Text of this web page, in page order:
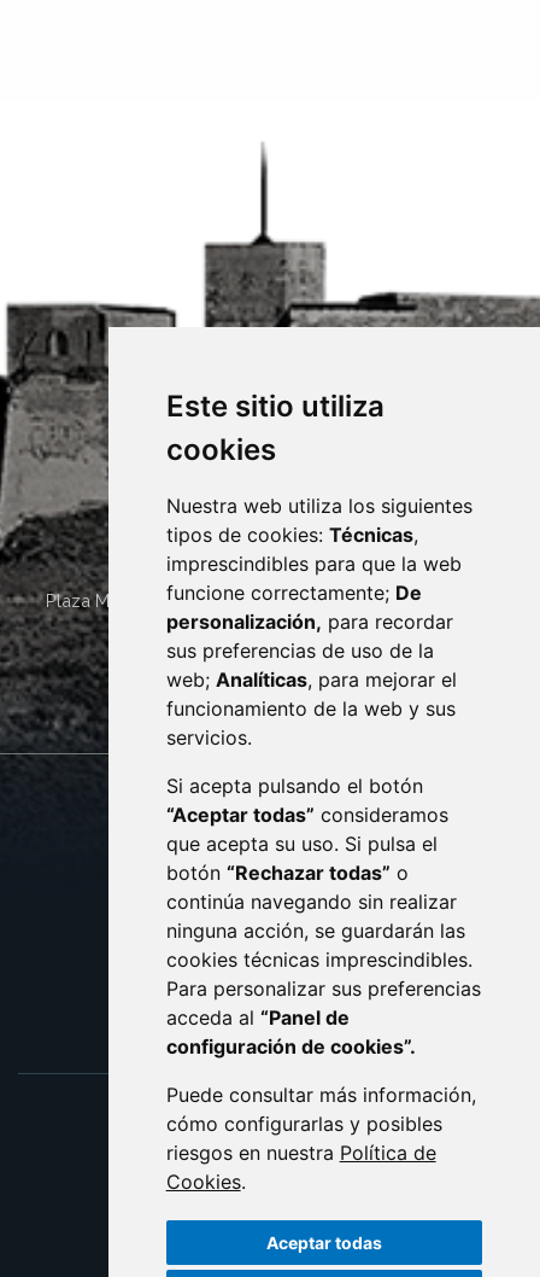
Este sitio utiliza
cookies
Nuestra web utiliza los siguientes
tipos de cookies: Técnicas,
imprescindibles para que la web
funcione correctamente; De
personalización, para recordar
sus preferencias de uso de la
web; Analíticas, para mejorar el
funcionamiento de la web y sus
servicios.
Si acepta pulsando el botón
“Aceptar todas” consideramos
que acepta su uso. Si pulsa el
botón “Rechazar todas” o
continúa navegando sin realizar
ninguna acción, se guardarán las
cookies técnicas imprescindibles.
Para personalizar sus preferencias
acceda al “Panel de
configuración de cookies”.
Puede consultar más información,
cómo configurarlas y posibles
riesgos en nuestra Política de
Cookies.
Aceptar todas
Plaza Mayor 4 22400 MONZÓN - ARAGÓN (ESPAÑA)
· (34) 974 400 700 ·
sac@monzon.es
monzon.es
CONTACTO
AVISO LEGAL
PROTECCIÓN DE DATOS
POLÍTICA DE COOKIES
ACCESIBILIDAD
ENLACE EXTERNO AL